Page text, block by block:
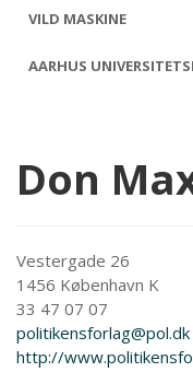
VILD MASKINE
AARHUS
Don
Vestergade 26
1456 København K
33 47 07 07
politikensforlag@pol.dk
http://